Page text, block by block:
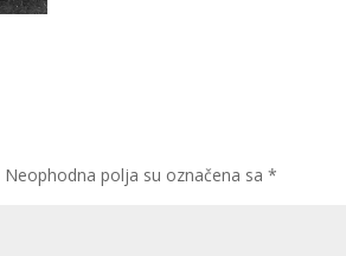
Neophodna polja su označena sa*